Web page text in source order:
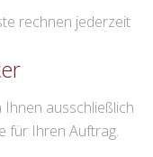
rechnen jederzeit
ausschließlich
für Ihren Auftrag.